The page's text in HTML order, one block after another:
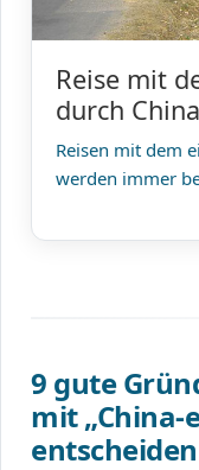
Reise mit
durch
Reisen mit dem
werden immer
9 gute
mit „China-
entscheiden